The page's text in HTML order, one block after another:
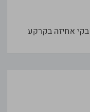
אחיזה בקרקע